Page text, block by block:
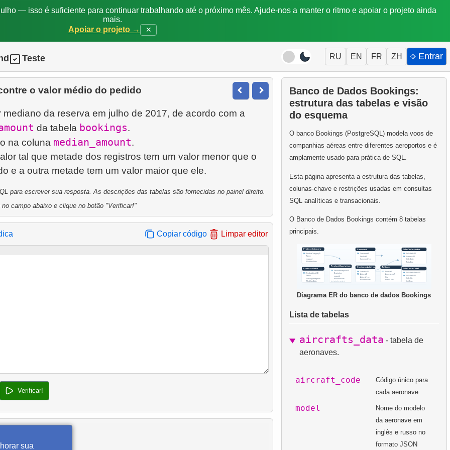
— isso é suficiente para continuar trabalhando até o próximo mês. Ajude-nos a manter o ritmo e apoiar o projeto ainda
mais.
Apoiar o projeto →
✕
Teste RU EN FR ZH ⎆ Entrar
o valor médio do pedido
mediano da reserva em julho de 2017, de acordo com a
da tabela bookings.
na coluna median_amount.
tal que metade dos registros tem um valor menor que o
para escrever sua resposta. As descrições das tabelas são fornecidas no painel direito.
campo abaixo e clique no botão "Verificar!"
Copiar código Limpar editor
Verificar!
Banco de Dados Bookings:
estrutura das tabelas e visão
do esquema
O banco Bookings (PostgreSQL) modela voos de
companhias aéreas entre diferentes aeroportos e é
amplamente usado para prática de SQL.
Esta página apresenta a estrutura das tabelas,
colunas-chave e restrições usadas em consultas
SQL analíticas e transacionais.
O Banco de Dados Bookings contém 8 tabelas
principais.
Diagrama ER do banco de dados Bookings
Lista de tabelas
aircrafts_data - tabela de
aeronaves.
aircraft_code
Código único para
cada aeronave
model
Nome do modelo
da aeronave em
inglês e russo no
formato JSON
sua